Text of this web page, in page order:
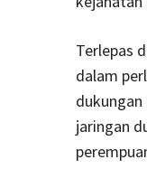
Terlepas
dalam
jaringan